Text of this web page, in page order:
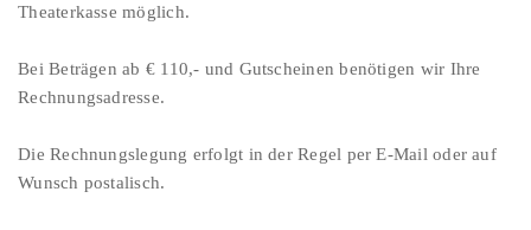
Theaterkasse möglich.
Bei Beträgen ab € 110,- und Gutscheinen benötigen wir Ihre
Rechnungsadresse.
Die Rechnungslegung erfolgt in der Regel per E-Mail oder auf
Wunsch postalisch.